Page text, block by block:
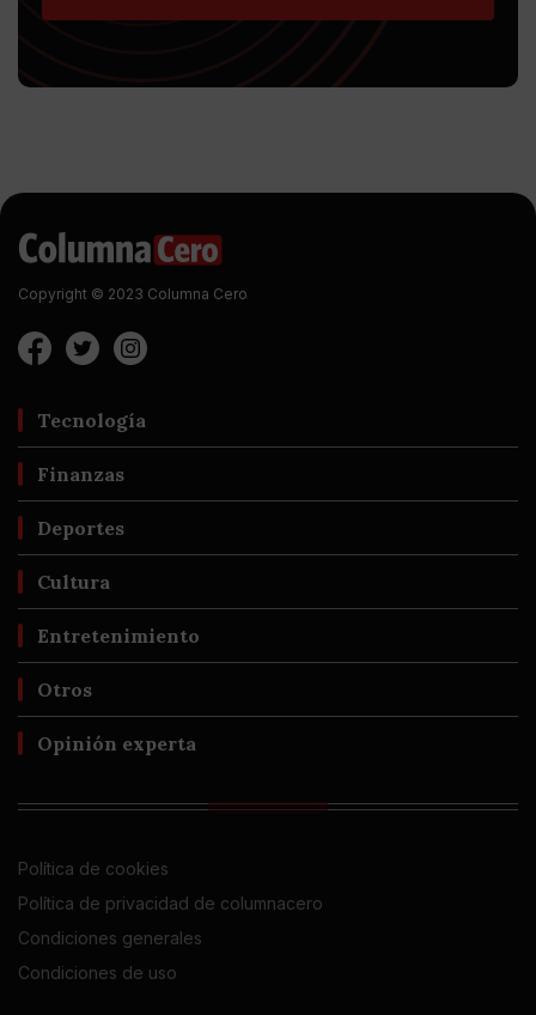
Copyright © 2023 Columna Cero
Tecnología
Finanzas
Deportes
Cultura
Entretenimiento
Otros
Opinión experta
Política de cookies
Política de privacidad de columnacero
Condiciones generales
Condiciones de uso